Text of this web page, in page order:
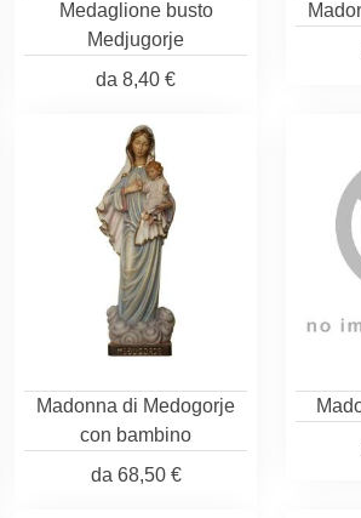
Medaglione busto
Medjugorje
da 8,40 €
Madonna di Medogorje
con bambino
da 68,50 €